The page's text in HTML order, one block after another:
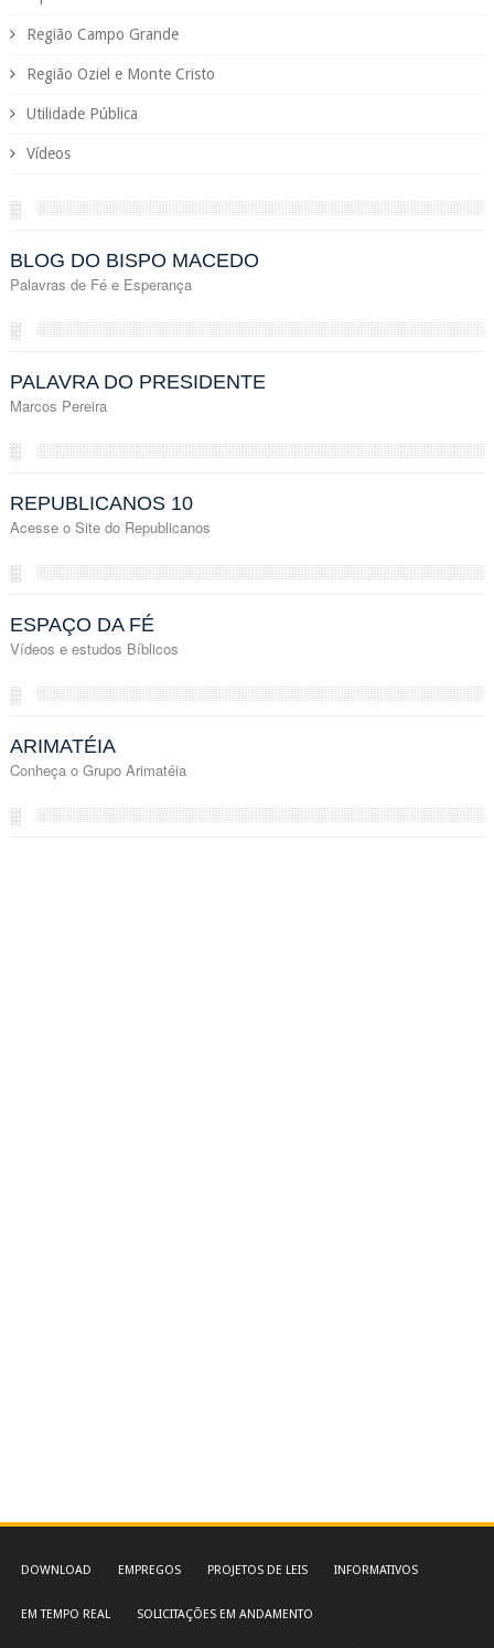
Região Campo Grande
Região Oziel e Monte Cristo
Utilidade Pública
Vídeos
░
BLOG DO BISPO MACEDO
Palavras de Fé e Esperança
░
PALAVRA DO PRESIDENTE
Marcos Pereira
░
REPUBLICANOS 10
Acesse o Site do Republicanos
░
ESPAÇO DA FÉ
Vídeos e estudos Bíblicos
░
ARIMATÉIA
Conheça o Grupo Arimatéia
░
DOWNLOAD EMPREGOS PROJETOS DE LEIS INFORMATIVOS
EM TEMPO REAL SOLICITAÇÕES EM ANDAMENTO